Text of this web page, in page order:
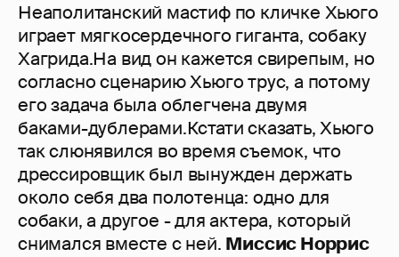
Неаполитанский мастиф по кличке Хьюго
играет мягкосердечного гиганта, собаку
Хагрида.На вид он кажется свирепым, но
согласно сценарию Хьюго трус, а потому
его задача была облегчена двумя
баками-дублерами.Кстати сказать, Хьюго
так слюнявился во время съемок, что
дрессировщик был вынужден держать
около себя два полотенца: одно для
собаки, а другое - для актера, который
снимался вместе с ней. Миссис Норрис